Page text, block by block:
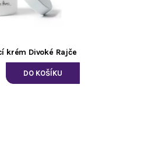
krém Divoké Rajče